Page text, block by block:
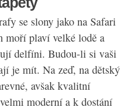
se slony jako na Safari
moří plaví velké lodě a
delfíni. Budou-li si vaši
je mít. Na zeď, na dětský
avšak kvalitní
moderní a k dostání